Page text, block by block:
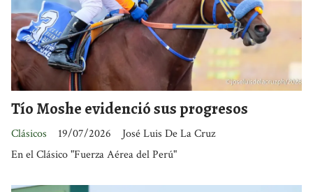
Tío Moshe evidenció sus progresos
José Luis De La Cruz
Clásicos
19/07/2026
En el Clásico "Fuerza Aérea del Perú"